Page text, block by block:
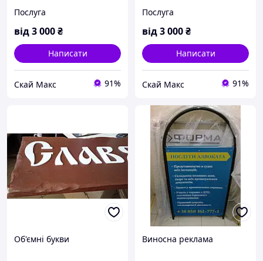
Послуга
від3 000₴
Написати
Скай Макс 91%
Послуга
від3 000₴
Написати
Скай Макс 91%
Об'ємні букви Виносна реклама